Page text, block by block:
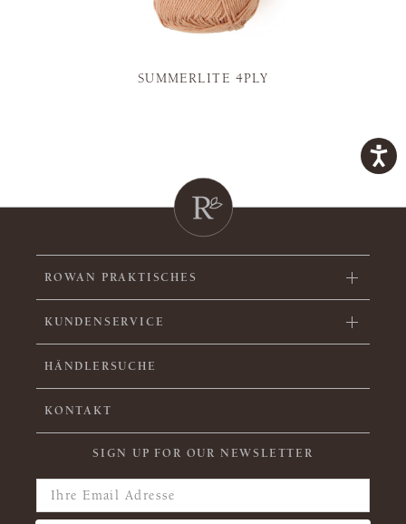
SUMMERLITE 4PLY
ROWAN PRAKTISCHES
KUNDENSERVICE
HÄNDLERSUCHE
KONTAKT
SIGN UP FOR OUR NEWSLETTER